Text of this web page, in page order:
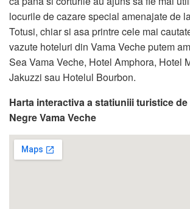
locurile de cazare special amenajate de
Totusi, chiar si asa printre cele mai
vazute hoteluri din Vama Veche putem
Sea Vama Veche, Hotel Amphora, Hotel
Jakuzzi sau Hotelul Bourbon.
Harta interactiva a statiuniii turistice de
Negre Vama Veche